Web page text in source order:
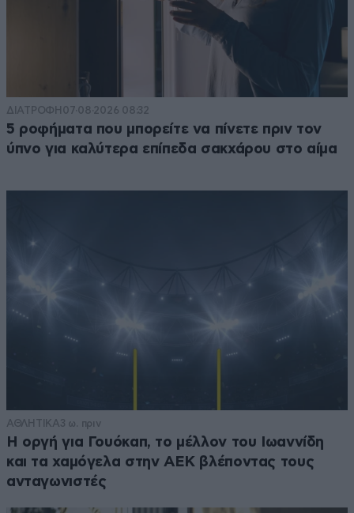
ΔΙΑΤΡΟΦΗ 07·08·2026 08:32
5 ροφήματα που μπορείτε να πίνετε πριν τον
ύπνο για καλύτερα επίπεδα σακχάρου στο αίμα
ΑΘΛΗΤΙΚΑ3 ω. πριν
Η οργή για Γουόκαπ, το μέλλον του Ιωαννίδη
και τα χαμόγελα στην ΑΕΚ βλέποντας τους
ανταγωνιστές